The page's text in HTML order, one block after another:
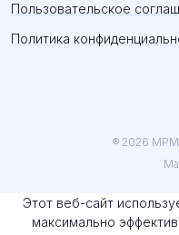
Пользовательское
Политика
® 2026
Этот веб-сайт
максимально